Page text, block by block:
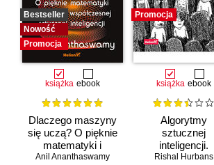
Bestseller
Nowość
Promocja
książka ebook
Dlaczego maszyny
się uczą? O pięknie
matematyki i
działaniu
Anil Ananthaswamy
Promocja
książka ebook
Algorytmy
sztucznej
inteligencji.
Ilustrowany
Rishal Hurbans